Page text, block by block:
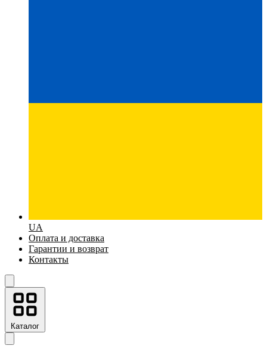
UA
Оплата и доставка
Гарантии и возврат
Контакты
Каталог